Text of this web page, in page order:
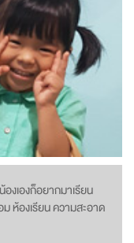
งเองก็อยากมาเรียน
ม ห้องเรียน ความสะอาด